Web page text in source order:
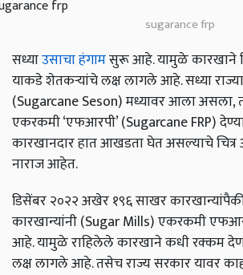
sugarance frp
सध्याउसाचा हंगामसुरू आहे. यामुळे कारखाने
याकडे शेतकऱ्यांचे लक्ष लागले आहे. सध्या
(Sugarcane Seson) मध्यावर आला असला,
एकरकमी ‘एफआरपी’ (Sugarcane FRP)
कारखानदार हात आखडता घेत असल्याचे
नाराज आहेत.
डिसेंबर २०२२ अखेर १९६ साखर
कारखान्यांनी (Sugar Mills) एकरकमी
आहे. यामुळे राहिलेले कारखाने कधी रक्कम
लक्ष लागले आहे. तसेच राज्य सरकार यावर